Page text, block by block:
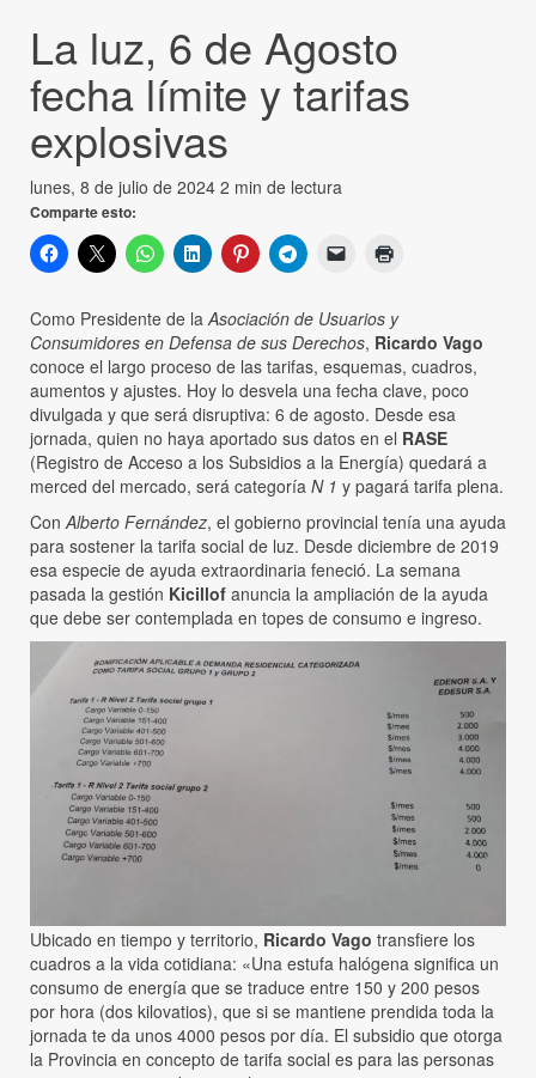
La luz, 6 de Agosto
fecha límite y tarifas
explosivas
lunes, 8 de julio de 2024 2 min de lectura
Comparte esto:
Como Presidente de la Asociación de Usuarios y
Consumidores en Defensa de sus Derechos, Ricardo Vago
conoce el largo proceso de las tarifas, esquemas, cuadros,
aumentos y ajustes. Hoy lo desvela una fecha clave, poco
divulgada y que será disruptiva: 6 de agosto. Desde esa
jornada, quien no haya aportado sus datos en el RASE
(Registro de Acceso a los Subsidios a la Energía) quedará a
merced del mercado, será categoría N 1 y pagará tarifa plena.
Con Alberto Fernández, el gobierno provincial tenía una ayuda
para sostener la tarifa social de luz. Desde diciembre de 2019
esa especie de ayuda extraordinaria feneció. La semana
pasada la gestión Kicillof anuncia la ampliación de la ayuda
que debe ser contemplada en topes de consumo e ingreso.
Ubicado en tiempo y territorio, Ricardo Vago transfiere los
cuadros a la vida cotidiana: «Una estufa halógena significa un
consumo de energía que se traduce entre 150 y 200 pesos
por hora (dos kilovatios), que si se mantiene prendida toda la
jornada te da unos 4000 pesos por día. El subsidio que otorga
la Provincia en concepto de tarifa social es para las personas